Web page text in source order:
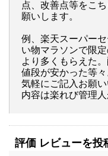
点、改善点等をこ
願いします。
例、楽天スーパー
い物マラソンで限
より多くもらえた
値段が安かった等
気軽にご記入お願
内容は楽れび管理
評価 レビューを投